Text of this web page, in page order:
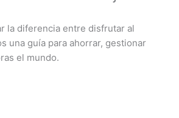
la diferencia entre disfrutar al
una guía para ahorrar, gestionar
el mundo.